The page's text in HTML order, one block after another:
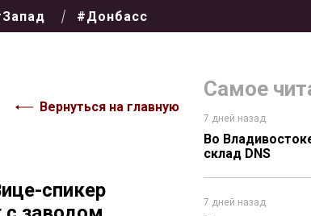
#Донбасс
Вернуться на главную
спикер
Самое
7 дней назад
Во
склад DNS
7 дней назад